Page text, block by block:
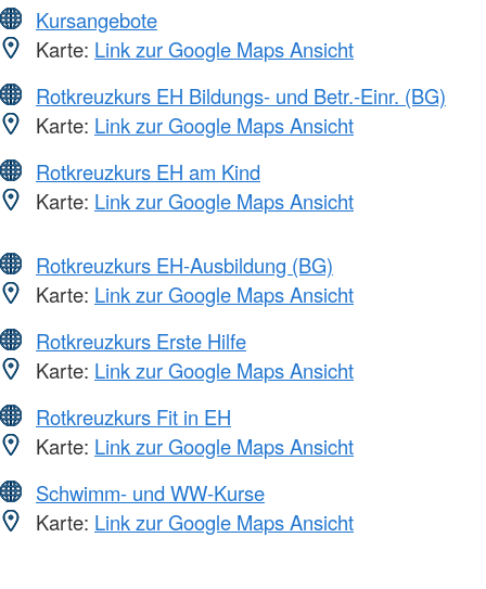
Kursangebote
Karte: Link zur Google Maps Ansicht
Rotkreuzkurs EH Bildungs- und Betr.-Einr. (BG)
Karte: Link zur Google Maps Ansicht
Rotkreuzkurs EH am Kind
Karte: Link zur Google Maps Ansicht
Rotkreuzkurs EH-Ausbildung (BG)
Karte: Link zur Google Maps Ansicht
Rotkreuzkurs Erste Hilfe
Karte: Link zur Google Maps Ansicht
Rotkreuzkurs Fit in EH
Karte: Link zur Google Maps Ansicht
Schwimm- und WW-Kurse
Karte: Link zur Google Maps Ansicht